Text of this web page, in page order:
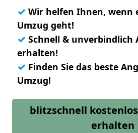
✓ Wir helfen Ihnen, wenn
Umzug geht!
✓ Schnell & unverbindlich
erhalten!
✓ Finden Sie das beste
Umzug!
blitzschnell
erhalten